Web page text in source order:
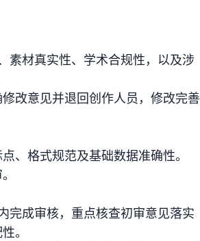
素材真实性、学术合规性，以及涉
改意见并退回创作人员，修改完善
、格式规范及基础数据准确性。
完成审核，重点核查初审意见落实
。